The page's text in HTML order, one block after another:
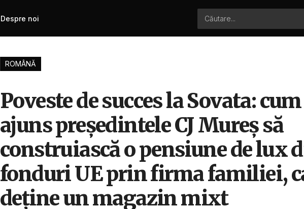
Despre noi
ROMÂNĂ
Poveste de succes la Sovata:
ajuns președintele CJ Mureș să
construiască o pensiune de lux
fonduri UE prin firma familiei,
deține un magazin mixt